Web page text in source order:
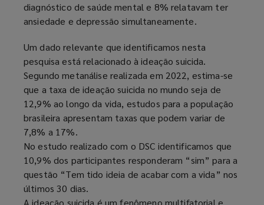
diagnóstico de saúde mental e 8% relatavam ter
ansiedade e depressão simultaneamente.
Um dado relevante que identificamos nesta
pesquisa está relacionado à ideação suicida.
Segundo metanálise realizada em 2022, estima-se
que a taxa de ideação suicida no mundo seja de
12,9% ao longo da vida, estudos para a população
brasileira apresentam taxas que podem variar de
7,8% a 17%.
No estudo realizado com o DSC identificamos que
10,9% dos participantes responderam “sim” para a
questão “Tem tido ideia de acabar com a vida” nos
últimos 30 dias.